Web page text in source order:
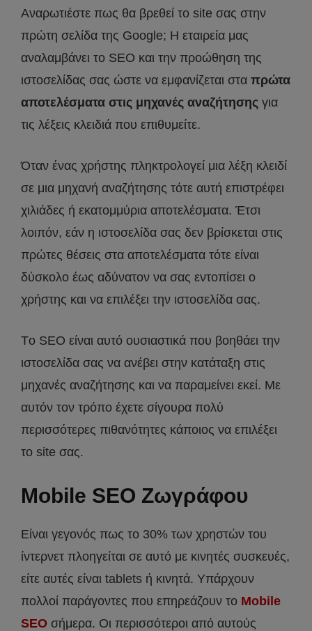
Αναρωτιέστε πως θα βρεθεί το site σας στην
πρώτη σελίδα της Google; Η εταιρεία μας
αναλαμβάνει το SEO και την προώθηση της
ιστοσελίδας σας ώστε να εμφανίζεται στα πρώτα
αποτελέσματα στις μηχανές αναζήτησης για
τις λέξεις κλειδιά που επιθυμείτε.
Όταν ένας χρήστης πληκτρολογεί μια λέξη κλειδί
σε μια μηχανή αναζήτησης τότε αυτή επιστρέφει
χιλιάδες ή εκατομμύρια αποτελέσματα. Έτσι
λοιπόν, εάν η ιστοσελίδα σας δεν βρίσκεται στις
πρώτες θέσεις στα αποτελέσματα τότε είναι
δύσκολο έως αδύνατον να σας εντοπίσει ο
χρήστης και να επιλέξει την ιστοσελίδα σας.
Τo SEO είναι αυτό ουσιαστικά που βοηθάει την
ιστοσελίδα σας να ανέβει στην κατάταξη στις
μηχανές αναζήτησης και να παραμείνει εκεί. Με
αυτόν τον τρόπο έχετε σίγουρα πολύ
περισσότερες πιθανότητες κάποιος να επιλέξει
το site σας.
Mobile SEO Ζωγράφου
Είναι γεγονός πως το 30% των χρηστών του
ίντερνετ πλοηγείται σε αυτό με κινητές συσκευές,
είτε αυτές είναι tablets ή κινητά. Υπάρχουν
πολλοί παράγοντες που επηρεάζουν το Mobile
SEO σήμερα. Οι περισσότεροι από αυτούς